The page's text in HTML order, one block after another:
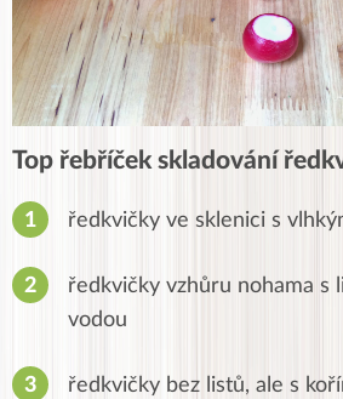
Top řebříček skladování
ředkvičky ve sklenici s
ředkvičky vzhůru nohama s
vodou
ředkvičky bez listů, ale s